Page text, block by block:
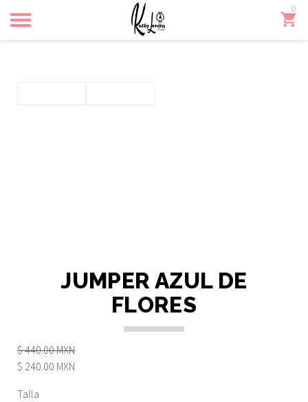
Toggle
navigation
0
JUMPER AZUL DE
FLORES
$ 440.00 MXN
$ 240.00 MXN
Talla